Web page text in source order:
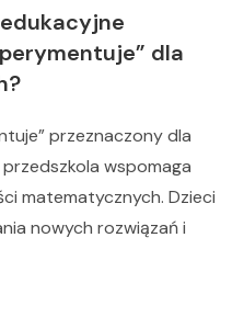
dla
przeznaczony dla
wspomaga
matematycznych. Dzieci
nowych rozwiązań i